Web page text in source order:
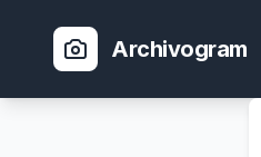
Archivogram